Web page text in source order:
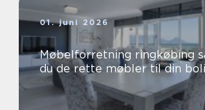
01. juni 2026
Møbelforretning ringkøbing sådan finder
du de rette møbler til din